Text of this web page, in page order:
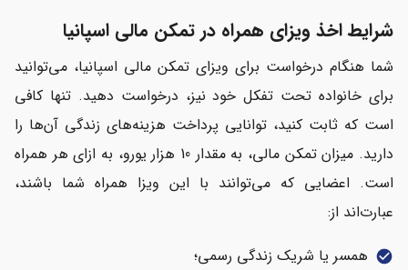
شرایط اخذ ویزای همراه در تمکن مالی اسپانیا
شما هنگام درخواست برای ویزای تمکن مالی اسپانیا، می‌توانید
برای خانواده تحت تفکل خود نیز، درخواست دهید. تنها کافی
است که ثابت کنید، توانایی پرداخت هزینه‌های زندگی آن‌ها را
دارید. میزان تمکن مالی، به مقدار 10 هزار یورو، به ازای هر همراه
است. اعضایی که می‌توانند با این ویزا همراه شما باشند،
عبارت‌اند از:
check_circle همسر یا شریک زندگی رسمی؛